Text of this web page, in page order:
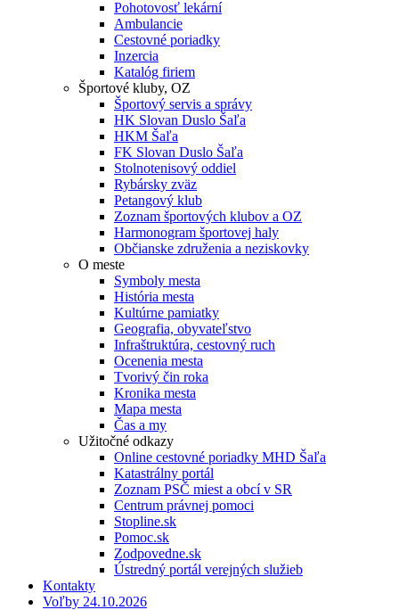
Pohotovosť lekární
Ambulancie
Cestovné poriadky
Inzercia
Katalóg firiem
Športové kluby, OZ
Športový servis a správy
HK Slovan Duslo Šaľa
HKM Šaľa
FK Slovan Duslo Šaľa
Stolnotenisový oddiel
Rybársky zväz
Petangový klub
Zoznam športových klubov a OZ
Harmonogram športovej haly
Občianske združenia a neziskovky
O meste
Symboly mesta
História mesta
Kultúrne pamiatky
Geografia, obyvateľstvo
Infraštruktúra, cestovný ruch
Ocenenia mesta
Tvorivý čin roka
Kronika mesta
Mapa mesta
Čas a my
Užitočné odkazy
Online cestovné poriadky MHD Šaľa
Katastrálny portál
Zoznam PSČ miest a obcí v SR
Centrum právnej pomoci
Stopline.sk
Pomoc.sk
Zodpovedne.sk
Ústredný portál verejných služieb
Kontakty
Voľby 24.10.2026